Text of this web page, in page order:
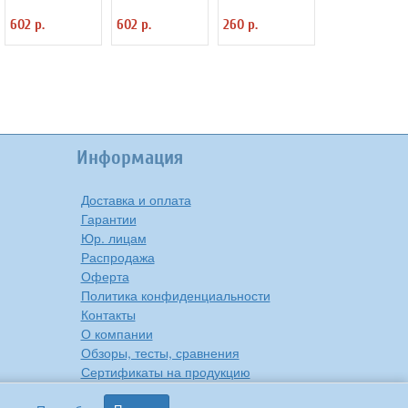
подсветкой" DLB
Smart Buy IP20
602 р.
Smart Buy IP20
SBL1-DLB-18-3K-B
602 р.
Anysmart 6400К,
18W, IP20
260 р.
Информация
Доставка и оплата
Гарантии
Юр. лицам
Распродажа
Оферта
Политика конфиденциальности
Контакты
О компании
Обзоры, тесты, сравнения
Сертификаты на продукцию
Инструкции на русском языке